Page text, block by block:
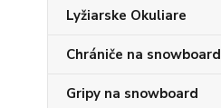
Lyžiarske Okuliare
Chrániče na snowboard
Gripy na snowboard